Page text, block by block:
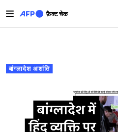
फ़ैक्ट चेक
प्राथमिक टैब्स
बांग्लादेश अशांति